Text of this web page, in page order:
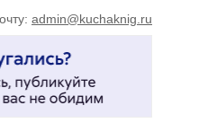
admin@kuchaknig.ru